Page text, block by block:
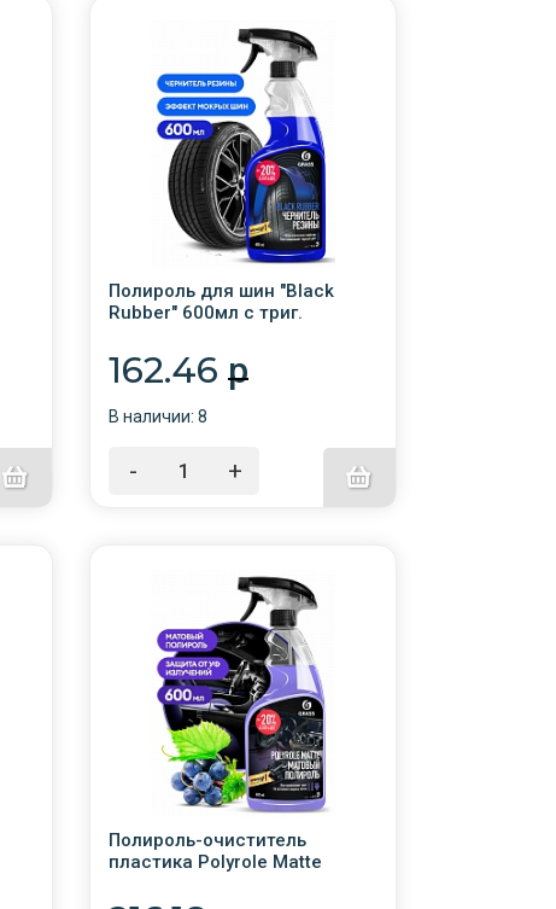
Полироль для шин "Black
Rubber" 600мл с триг.
162.46 p
В наличии: 8
- +
Полироль-очиститель
пластика Polyrole Matte